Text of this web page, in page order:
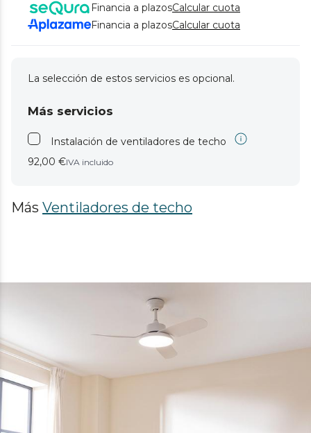
Financia a plazosCalcular cuota
Financia a plazosCalcular cuota
La selección de estos servicios es opcional.
Más servicios
Instalación de ventiladores de techo
92,00 €IVA incluido
Más Ventiladores de techo